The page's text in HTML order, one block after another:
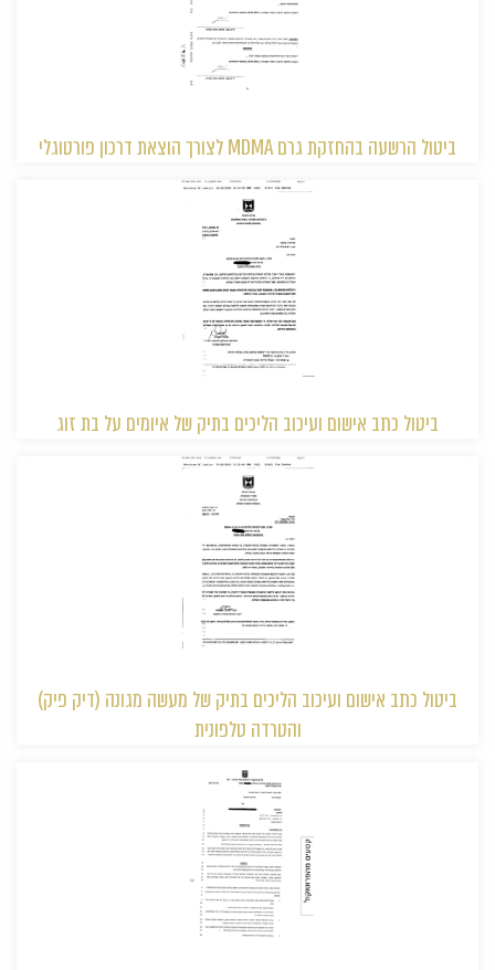
ביטול הרשעה בהחזקת גרם MDMA לצורך הוצאת דרכון פורטוגלי
ביטול כתב אישום ועיכוב הליכים בתיק של איומים על בת זוג
ביטול כתב אישום ועיכוב הליכים בתיק של מעשה מגונה (דיק פיק)
והטרדה טלפונית